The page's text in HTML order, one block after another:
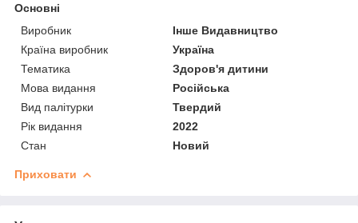
Основні
Виробник
Інше Видавництво
Країна виробник
Україна
Тематика
Здоров'я дитини
Мова видання
Російська
Вид палітурки
Твердий
Рік видання
2022
Стан
Новий
Приховати